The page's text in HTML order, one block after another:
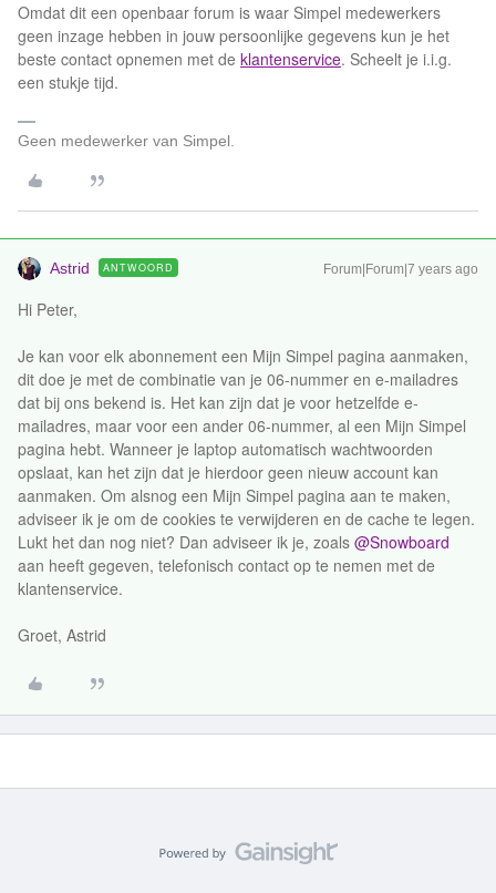
Omdat dit een openbaar forum is waar Simpel medewerkers
geen inzage hebben in jouw persoonlijke gegevens kun je het
beste contact opnemen met de klantenservice. Scheelt je i.i.g.
een stukje tijd.
Geen medewerker van Simpel.
Astrid ANTWOORD Forum|Forum|7 years ago
Hi Peter,
Je kan voor elk abonnement een Mijn Simpel pagina aanmaken,
dit doe je met de combinatie van je 06-nummer en e-mailadres
dat bij ons bekend is. Het kan zijn dat je voor hetzelfde e-
mailadres, maar voor een ander 06-nummer, al een Mijn Simpel
pagina hebt. Wanneer je laptop automatisch wachtwoorden
opslaat, kan het zijn dat je hierdoor geen nieuw account kan
aanmaken. Om alsnog een Mijn Simpel pagina aan te maken,
adviseer ik je om de cookies te verwijderen en de cache te legen.
Lukt het dan nog niet? Dan adviseer ik je, zoals @Snowboard
aan heeft gegeven, telefonisch contact op te nemen met de
klantenservice.
Groet, Astrid